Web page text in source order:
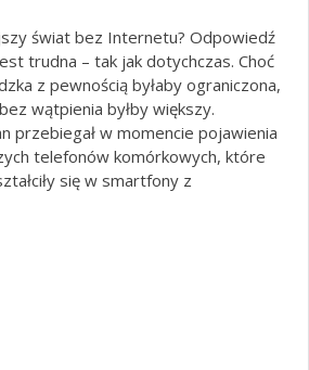
świat bez Internetu? Odpowiedź
trudna – tak jak dotychczas. Choć
z pewnością byłaby ograniczona,
wątpienia byłby większy.
przebiegał w momencie pojawienia
telefonów komórkowych, które
się w smartfony z